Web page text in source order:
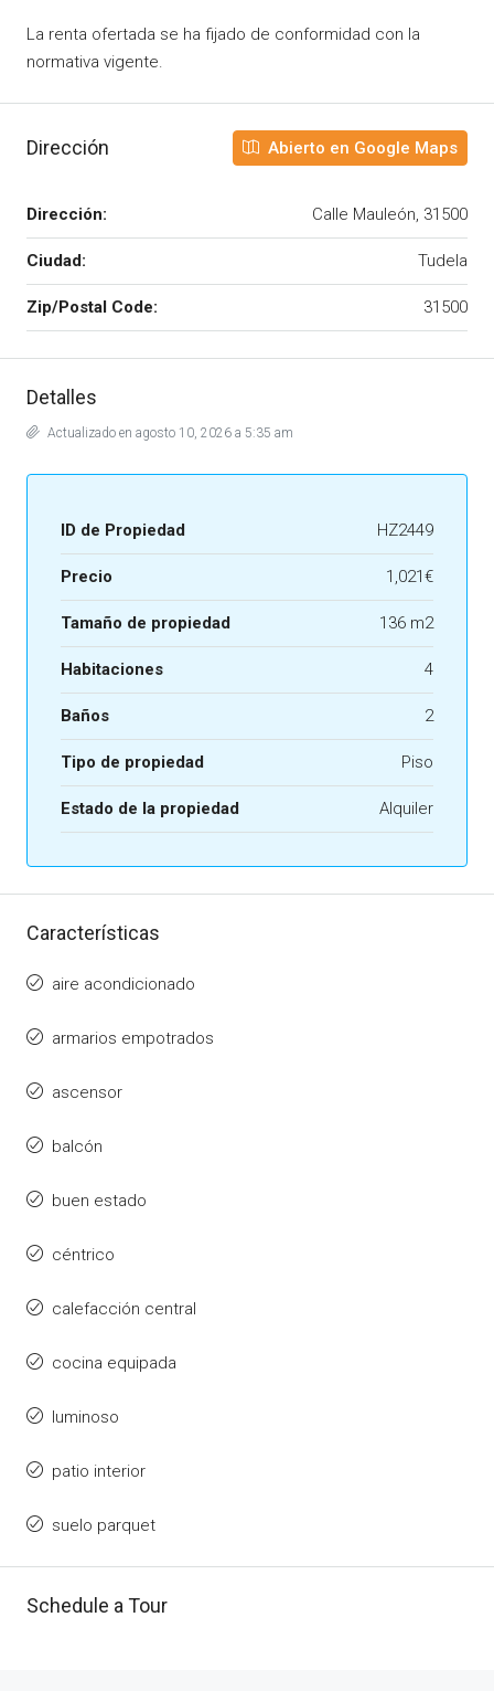
La renta ofertada se ha fijado de conformidad con la
normativa vigente.
Dirección Abierto en Google Maps
Dirección: Calle Mauleón, 31500
Ciudad: Tudela
Zip/Postal Code: 31500
Detalles
Actualizado en agosto 10, 2026 a 5:35 am
ID de Propiedad HZ2449
Precio 1,021€
Tamaño de propiedad 136 m2
Habitaciones 4
Baños 2
Tipo de propiedad Piso
Estado de la propiedad Alquiler
Características
aire acondicionado
armarios empotrados
ascensor
balcón
buen estado
céntrico
calefacción central
cocina equipada
luminoso
patio interior
suelo parquet
Schedule a Tour